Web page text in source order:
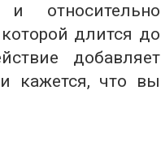
относительно
длится до
добавляет
кажется, что вы